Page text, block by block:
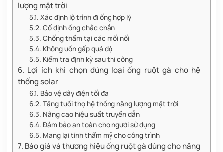
lượng mặt trời
5.1. Xác định lộ trình đi ống hợp lý
5.2. Cố định ống chắc chắn
5.3. Chống thấm tại các mối nối
5.4. Không uốn gấp quá độ
5.5. Kiểm tra định kỳ sau thi công
6. Lợi ích khi chọn đúng loại ống ruột gà cho hệ
thống solar
6.1. Bảo vệ dây điện tối đa
6.2. Tăng tuổi thọ hệ thống năng lượng mặt trời
6.3. Nâng cao hiệu suất truyền dẫn
6.4. Đảm bảo an toàn cho người sử dụng
6.5. Mang lại tính thẩm mỹ cho công trình
7. Báo giá và thương hiệu ống ruột gà dùng cho năng